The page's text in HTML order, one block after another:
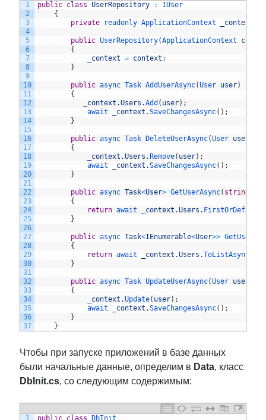
1
2
3
4
5
6
7
8
9
10
11
12
13
14
15
16
17
18
19
20
21
22
23
24
25
26
27
28
29
30
31
32
33
34
35
36
37
public class UserRepository :
IUser
{
private
readonly ApplicationContext _context
public UserRepository(ApplicationContext
{
_context = context ;
}
public async Task AddUserAsync(User user)
{
_context .Users .Add ( user) ;
await
_context .SaveChangesAsync( ) ;
}
public async Task DeleteUserAsync(User user
{
_context .Users . Remove( user) ;
await
_context .SaveChangesAsync( ) ;
}
public async Task<User> GetUserAsync( string
{
return await _context .Users .
}
public async Task<IEnumerable<User>>
{
return await _context .Users .ToListAsync
}
public async Task UpdateUserAsync(User user
{
_context .Update( user) ;
await
_context .SaveChangesAsync( ) ;
}
}
Чтобы при запуске приложений в базе данных
были начальные данные, определим в Data, класс
DbInit.cs, со следующим содержимым: